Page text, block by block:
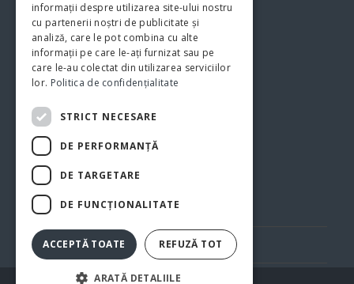
dumneavoastră.www.clarvision.ro
Str.Nicolae Titulescu 6, Bistrita
Tel. 0040-744-772139
Politica de confidentialitate
Politica cookie
informații despre utilizarea site-ului nostru
cu partenerii noștri de publicitate și
analiză, care le pot combina cu alte
informații pe care le-ați furnizat sau pe
care le-au colectat din utilizarea serviciilor
lor. Politica de confidențialitate
STRICT NECESARE
DE PERFORMANȚĂ
DE TARGETARE
DE FUNCŢIONALITATE
ACCEPTĂ TOATE REFUZĂ TOT
ARATĂ DETALIILE